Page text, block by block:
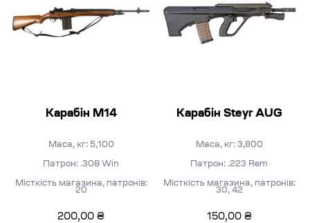
Карабін M14
Маса, кг: 5,100
Патрон: .308 Win
Місткість магазина, патронів:
20
200,00 ₴
Карабін Steyr AUG
Маса, кг: 3,800
Патрон: .223 Rem
Місткість магазина, патронів:
30, 42
150,00 ₴